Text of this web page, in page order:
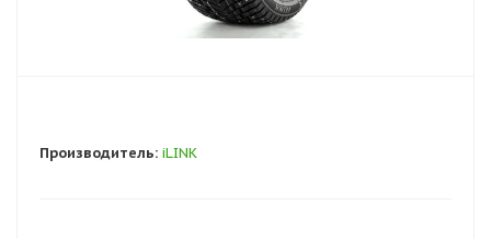
Производитель: iLINK